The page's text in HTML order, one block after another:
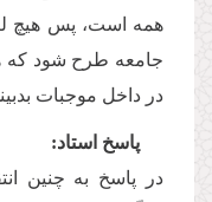
همه است، پس هیچ
جامعه طرح شود كه
در داخل موجبات
پاسخ استاد:
در پاسخ به چنین